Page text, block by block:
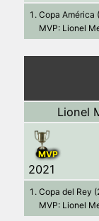
Copa América
MVP: Lionel
Lionel
MVP
2021
Copa del Rey
MVP: Lionel